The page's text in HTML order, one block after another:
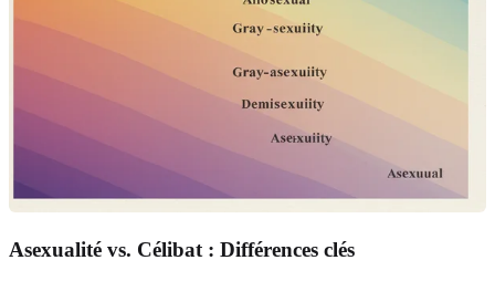
Asexualité vs. Célibat : Différences clés